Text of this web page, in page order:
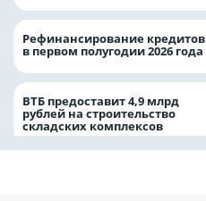
Рефинансирование кредитов
в первом полугодии 2026 года
ВТБ предоставит 4,9 млрд
рублей на строительство
складских комплексов